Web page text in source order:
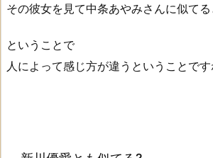
その彼女を見て中条あやみさんに似て
ということで
人によって感じ方が違うということです